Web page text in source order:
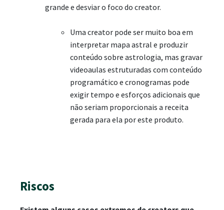
grande e desviar o foco do creator.
Uma creator pode ser muito boa em
interpretar mapa astral e produzir
conteúdo sobre astrologia, mas gravar
videoaulas estruturadas com conteúdo
programático e cronogramas pode
exigir tempo e esforços adicionais que
não seriam proporcionais a receita
gerada para ela por este produto.
Riscos